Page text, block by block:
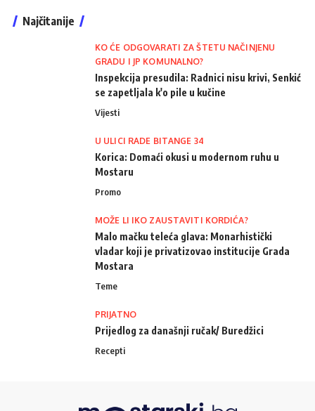
Najčitanije
KO ĆE ODGOVARATI ZA ŠTETU NAČINJENU
GRADU I JP KOMUNALNO?
Inspekcija presudila: Radnici nisu krivi, Senkić
se zapetljala k'o pile u kučine
Vijesti
U ULICI RADE BITANGE 34
Korica: Domaći okusi u modernom ruhu u
Mostaru
Promo
MOŽE LI IKO ZAUSTAVITI KORDIĆA?
Malo mačku teleća glava: Monarhistički
vladar koji je privatizovao institucije Grada
Mostara
Teme
PRIJATNO
Prijedlog za današnji ručak/ Buredžici
Recepti